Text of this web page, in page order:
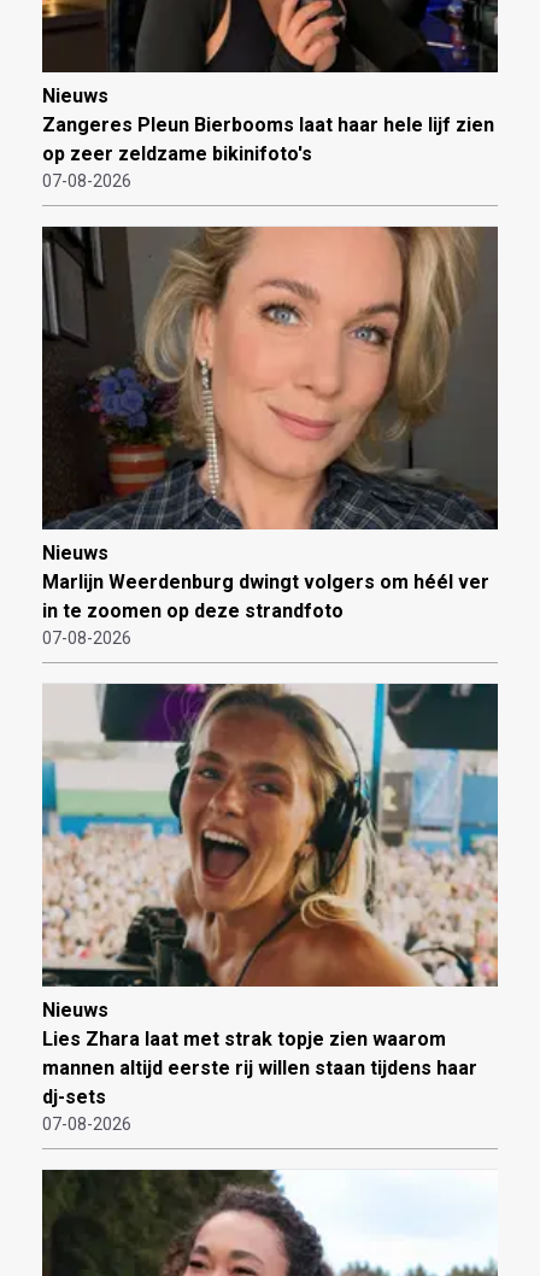
Nieuws
Zangeres Pleun Bierbooms laat haar hele lijf zien
op zeer zeldzame bikinifoto's
07-08-2026
Nieuws
Marlijn Weerdenburg dwingt volgers om héél ver
in te zoomen op deze strandfoto
07-08-2026
Nieuws
Lies Zhara laat met strak topje zien waarom
mannen altijd eerste rij willen staan tijdens haar
dj-sets
07-08-2026